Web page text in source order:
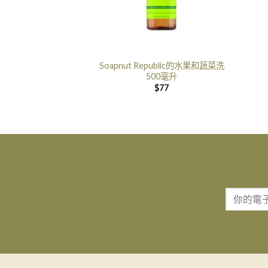
Soapnut Republic的水果和蔬菜洗
500毫升
$77